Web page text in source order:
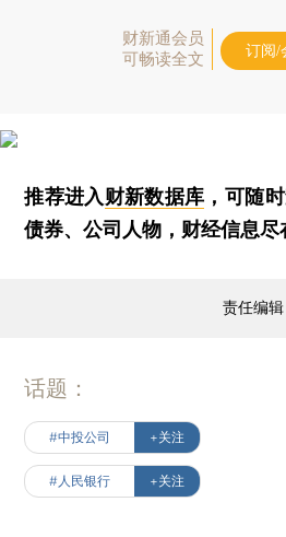
财新通会员
可畅读全文
订阅/
推荐进入财新数据库 ，可随
债券、公司人物，财经信息尽
责任编
话题：
#中投公司 +关注
#人民银行 +关注